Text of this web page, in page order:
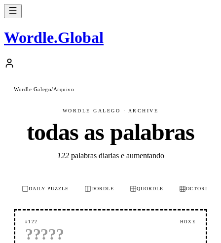
Wordle.Global
Wordle Galego/Arquivo
WORDLE GALEGO · ARCHIVE
todas as palabras
122palabras diarias e aumentando
DAILY PUZZLE DORDLE QUORDLE OCTORDLE
#122 HOXE
?????